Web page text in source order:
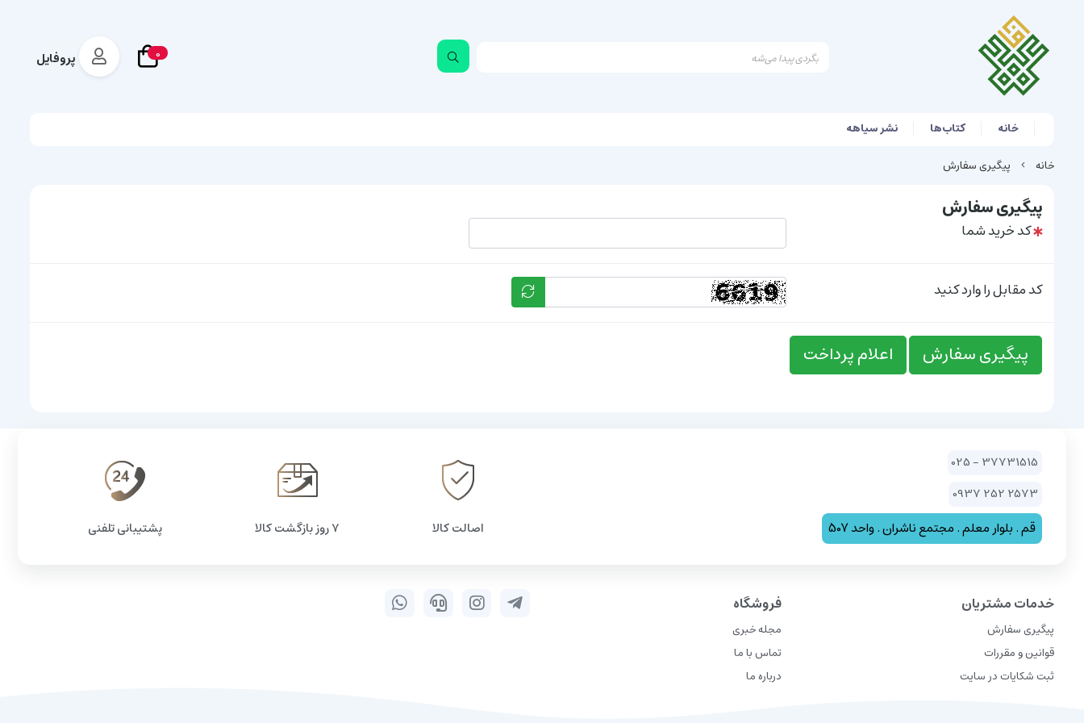
0 پروفایل
خانه کتاب‌ها
نشر سیاهه
خانه
پیگیری سفارش
پیگیری سفارش
کد خرید شما
کد مقابل را وارد کنید
پیگیری سفارش اعلام پرداخت
37731515 - 025
2573 252 0937
قم . بلوار معلم . مجتمع ناشران . واحد 507 اصالت کالا ۷ روز بازگشت کالا پشتیبانی تلفنی
خدمات مشتریان
پیگیری سفارش
قوانین و مقررات
ثبت شکایات در سایت
فروشگاه
مجله خبری
تماس با ما
درباره ما